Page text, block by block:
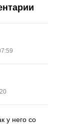
у него со